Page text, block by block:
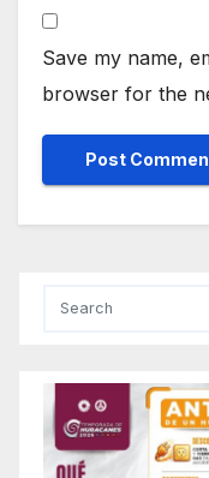
Save my name,
browser for the